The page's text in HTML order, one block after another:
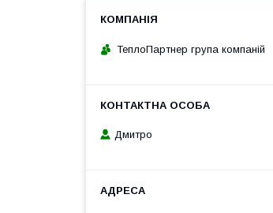
ТеплоПартнер група компаній
Дмитро